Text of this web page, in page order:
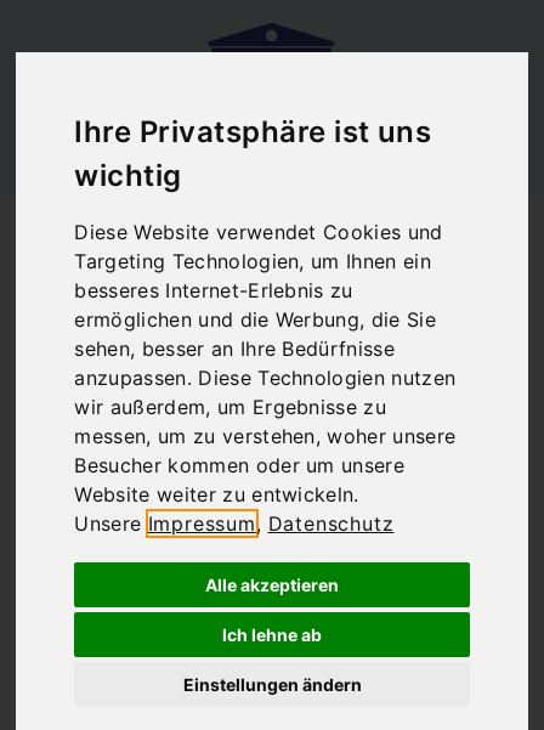
Ihre Privatsphäre ist uns
wichtig
Diese Website verwendet Cookies und
Targeting Technologien, um Ihnen ein
besseres Internet-Erlebnis zu
ermöglichen und die Werbung, die Sie
sehen, besser an Ihre Bedürfnisse
anzupassen. Diese Technologien nutzen
wir außerdem, um Ergebnisse zu
messen, um zu verstehen, woher unsere
Besucher kommen oder um unsere
Website weiter zu entwickeln.
Unsere Impressum, Datenschutz
Alle akzeptieren
Ich lehne ab
Einstellungen ändern
Athen 5 Tage Ticket
There are no posts matching your selection.